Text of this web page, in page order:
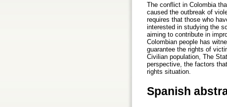
The conflict in Colombia
caused the outbreak of
requires that those who
interested in studying the
aiming to contribute in
Colombian people has
guarantee the rights of
Civilian population, The
perspective, the factors
rights situation.
Spanish